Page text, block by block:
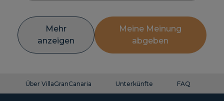
Mehr
anzeigen
Meine Meinung
abgeben
Über VillaGranCanaria Unterkünfte FAQ